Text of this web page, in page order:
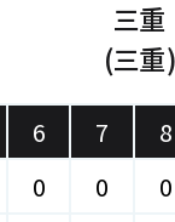
三重
(三重)
6 7 8
0 0 0